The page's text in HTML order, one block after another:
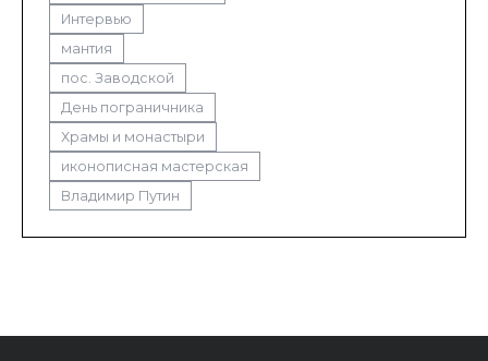
Интервью
мантия
пос. Заводской
День пограничника
Храмы и монастыри
иконописная мастерская
Владимир Путин